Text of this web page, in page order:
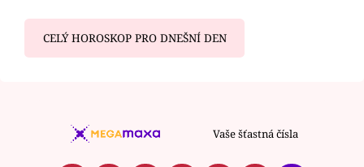
CELÝ HOROSKOP PRO DNEŠNÍ DEN
Vaše šťastná čísla